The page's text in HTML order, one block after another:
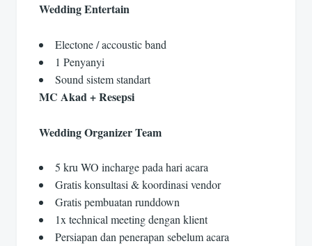
Wedding Entertain
Electone / accoustic band
1 Penyanyi
Sound sistem standart
MC Akad + Resepsi
Wedding Organizer Team
5 kru WO incharge pada hari acara
Gratis konsultasi & koordinasi vendor
Gratis pembuatan runddown
1x technical meeting dengan klient
Persiapan dan penerapan sebelum acara